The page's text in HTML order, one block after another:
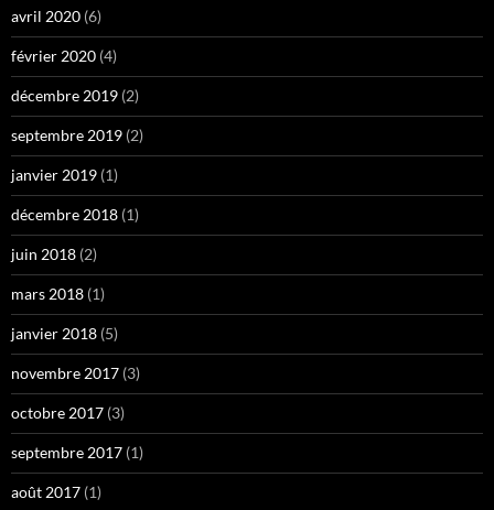
avril 2020 (6)
février 2020 (4)
décembre 2019 (2)
septembre 2019 (2)
janvier 2019 (1)
décembre 2018 (1)
juin 2018 (2)
mars 2018 (1)
janvier 2018 (5)
novembre 2017 (3)
octobre 2017 (3)
septembre 2017 (1)
août 2017 (1)